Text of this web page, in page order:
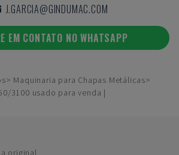
J.GARCIA@GINDUMAC.COM
EM CONTATO NO WHATSAPP
Maquinaria para Chapas Metálicas
3100 usado para venda |
original